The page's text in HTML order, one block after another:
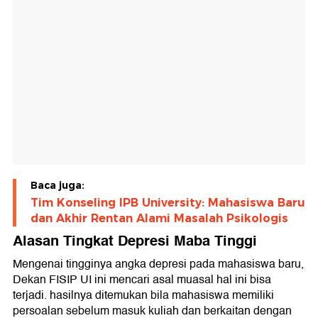
Baca juga:
Tim Konseling IPB University: Mahasiswa Baru
dan Akhir Rentan Alami Masalah Psikologis
Alasan Tingkat Depresi Maba Tinggi
Mengenai tingginya angka depresi pada mahasiswa baru,
Dekan FISIP UI ini mencari asal muasal hal ini bisa
terjadi. hasilnya ditemukan bila mahasiswa memiliki
persoalan sebelum masuk kuliah dan berkaitan dengan